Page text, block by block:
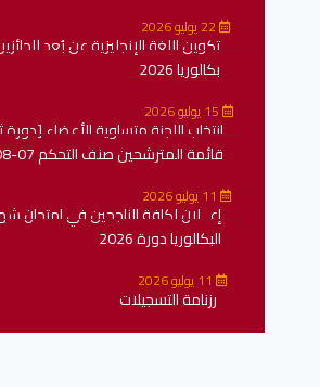
تكوين اللغة الإنجليزية عن بُعد
بكالوريا 2026
انتخاب اللجنة متساوية الأعضاء [دورة
قائمة المترشحين صنف التحكم 07-08
إعــلان لكافة الناجحين في امتحان
البكالوريا دورة 2026
رزنامة التسجيلات